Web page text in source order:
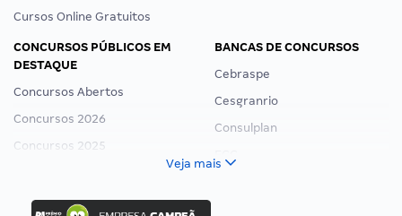
Cursos Online Gratuitos
CONCURSOS PÚBLICOS EM
DESTAQUE
Concursos Abertos
Concursos 2026
Concursos 2025
Concurso Nacional Unificado
Concurso Ibama
BANCAS DE CONCURSOS
Cebraspe
Cesgranrio
Consulplan
Veja mais